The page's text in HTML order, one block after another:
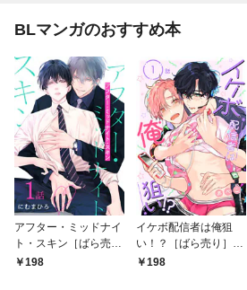
BLマンガのおすすめ本
アフター・ミッドナイ
ト・スキン［ばら売
り］ 第1話
198
イケボ配信者は俺狙
い！？［ばら売り］
第1話
198